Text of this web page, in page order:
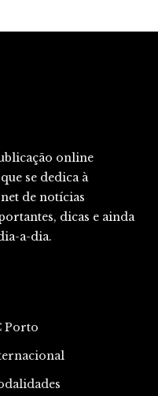
online
se dedica à
de notícias
dicas e ainda
a-dia.
Porto